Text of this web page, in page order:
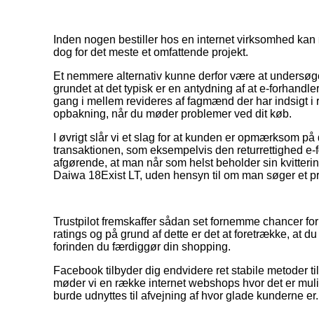
Inden nogen bestiller hos en internet virksomhed
dog for det meste et omfattende projekt.
Et nemmere alternativ kunne derfor være at
grundet at det typisk er en antydning af at e-
gang i mellem revideres af fagmænd der har indsigt
opbakning, når du møder problemer ved dit køb.
I øvrigt slår vi et slag for at kunden er opmærksom
transaktionen, som eksempelvis den returrettighed
afgørende, at man når som helst beholder sin
Daiwa 18Exist LT, uden hensyn til om man søger et
Trustpilot fremskaffer sådan set fornemme chancer
ratings og på grund af dette er det at foretrække, at
forinden du færdiggør din shopping.
Facebook tilbyder dig endvidere ret stabile metoder
møder vi en række internet webshops hvor det er
burde udnyttes til afvejning af hvor glade kunderne er.